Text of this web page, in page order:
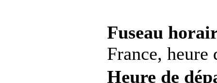
Fuseau
France, heure
Heure de